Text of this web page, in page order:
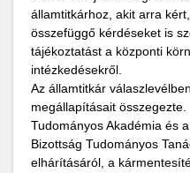
államtitkárhoz, akit arra
összefüggő kérdéseket is
tájékoztatást a központi
intézkedésekről.
Az államtitkár
megállapításait
Tudományos Akadémia és
Bizottság Tudományos
elhárításáról, a